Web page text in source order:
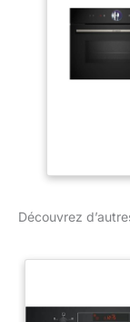
Découvrez